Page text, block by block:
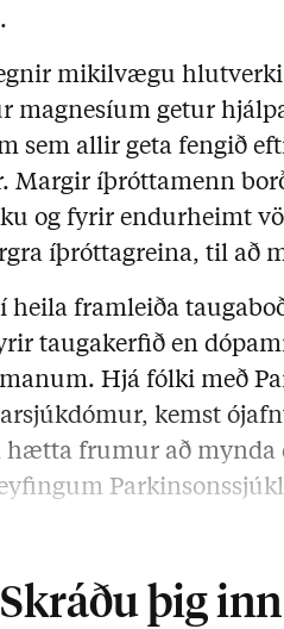
mikilvægu hlutverki
magnesíum getur
sem allir geta fengið
Margir íþróttamenn
og fyrir endurheimt
íþróttagreina, til að
heila framleiða
taugakerfið en
Hjá fólki með
kemst
hætta frumur að mynda
Skráðu þig